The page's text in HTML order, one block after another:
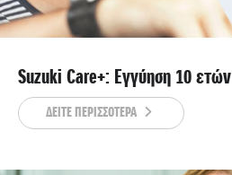
Suzuki Care+: Εγγύηση 10 ετών
ΔΕΙΤΕ ΠΕΡΙΣΣΟΤΕΡΑ